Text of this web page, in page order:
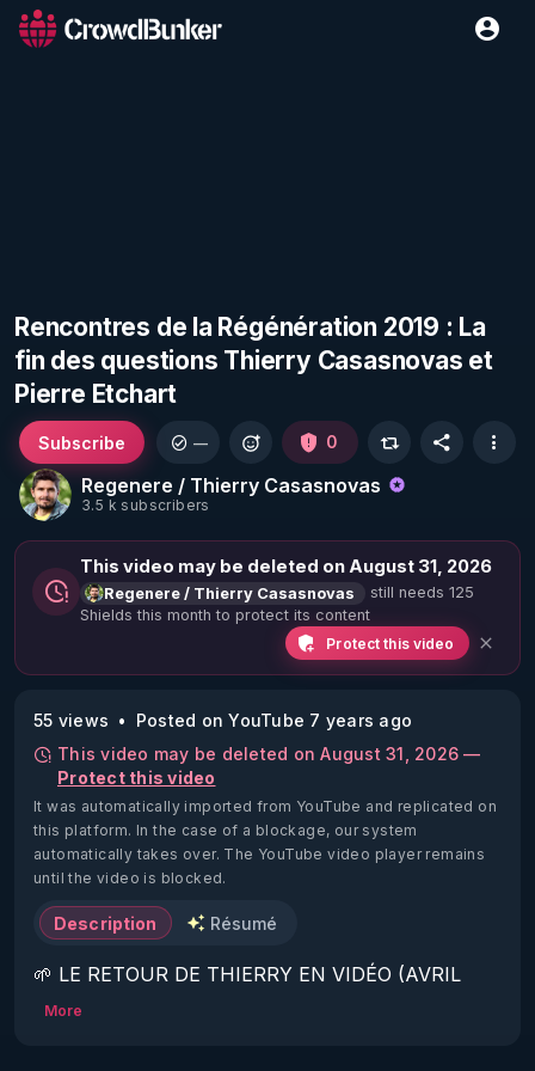
Rencontres de la Régénération 2019 : La
fin des questions Thierry Casasnovas et
Pierre Etchart
Regenere / Thierry Casasnovas
3.5 k subscribers
Subscribe — 0
This video may be deleted on August 31, 2026
Regenere / Thierry Casasnovas
still needs 125
Shields this month to protect its content
Protect this video
55 views
Posted on YouTube 7 years ago
This video may be deleted on August 31, 2026 —
Protect this video
It was automatically imported from YouTube and replicated on
this platform. In the case of a blockage, our system
automatically takes over. The YouTube video player remains
until the video is blocked.
Description Résumé
🌱 LE RETOUR DE THIERRY EN VIDÉO (AVRIL
2022)!
More